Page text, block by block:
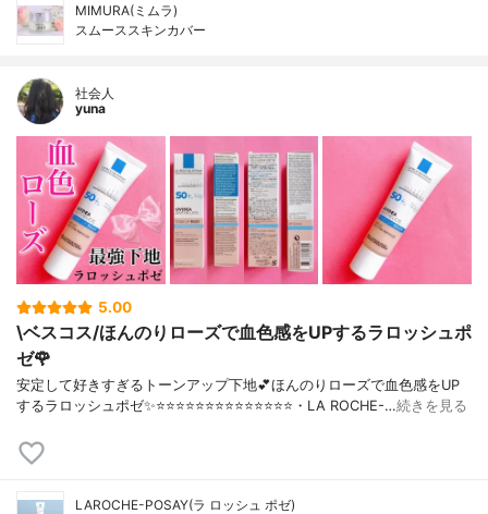
MIMURA(ミムラ)
スムーススキンカバー
社会人
yuna
5.00
\ベスコス/ほんのりローズで血色感をUPするラロッシュポ
ゼ🌹
安定して好きすぎるトーンアップ下地💕ほんのりローズで血色感をUP
するラロッシュポゼ✨⭐️⭐️⭐️⭐️⭐️⭐️⭐️⭐️⭐️⭐️⭐️⭐️⭐️⭐️・LA ROCHE-…続きを見る
LAROCHE-POSAY(ラ ロッシュ ポゼ)